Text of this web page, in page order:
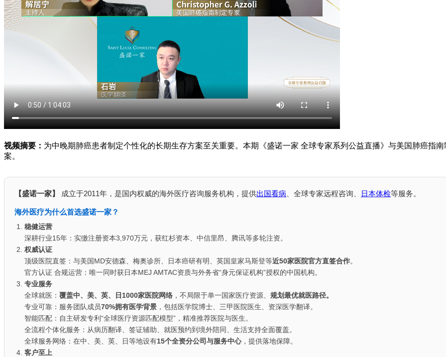
视频摘要： 为中晚期肺癌患者制定个性化的长期生存方案至关重要。本期《盛诺一家 全球专家系列公益直播》与美国肺癌指
案。
【盛诺一家】 成立于2011年，是国内权威的海外医疗咨询服务机构，提供出国看病 、全球专家远程咨询、 日本体检等服务。
海外医疗为什么首选盛诺一家？
稳健运营
深耕行业15年：实缴注册资本3,970万元，获红杉资本、中信里昂、腾讯等多轮注资。
权威认证
顶级医院直签：与美国MD安德森、梅奥诊所、日本癌研有明、英国皇家马斯登等近50家医院官方直签合作。
官方认证 合规运营：唯一同时获日本MEJ AMTAC资质与外务省“身元保证机构”授权的中国机构。
专业服务
全球就医： 覆盖中、美、英、日1000家医院网络 ，不局限于单一国家医疗资源、 规划最优就医路径。
专业可靠：服务团队成员70%拥有医学背景 ，包括医学院博士、三甲医院医生、资深医学翻译。
智能匹配：自主研发专利“全球医疗资源匹配模型”，精准推荐医院与医生。
全流程个体化服务：从病历翻译、签证辅助、就医预约到境外陪同、生活支持全面覆盖。
全球服务网络：在中、美、英、日等地设有15个全资分公司与服务中心，提供落地保障。
客户至上